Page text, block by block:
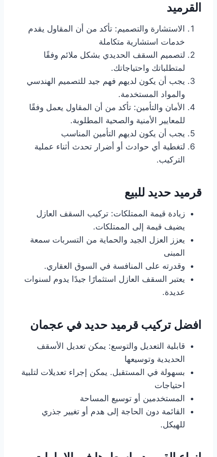
القرميد
الاستشارة والتصميم: تأكد من أن المقاول يقدم
خدمات استشارية متكاملة
لتصميم السقف الحديدي بشكل ملائم وفقًا
لمتطلباتك واحتياجاتك.
يجب أن يكون لديهم فهم جيد للتصميم الهندسي
والمواد المستخدمة.
الأمان والتأمين: تأكد من أن المقاول يعمل وفقًا
للمعايير الأمنية والصحية المطلوبة.
يجب أن يكون لديهم التأمين المناسب
لتغطية أي حوادث أو أضرار تحدث أثناء عملية
التركيب.
قرميد حديد للبيع
زيادة قيمة الممتلكات: تركيب السقف العازل
يضيف قيمة إلى الممتلكات.
يعزز العزل الجيد والحماية من التسربات سمعة
المبنى
وقدرته على المنافسة في السوق العقاري.
يعتبر السقف العازل استثمارًا جيدًا يدوم لسنوات
عديدة.
افضل تركيب قرميد حديد في عجمان
قابلية التعديل والتوسع: يمكن تعديل الأسقف
الحديدية وتوسيعها
بسهولة في المستقبل. يمكن إجراء تعديلات لتلبية
احتياجات
المستخدمين أو توسيع المساحة
القائمة دون الحاجة إلى هدم أو تغيير جذري
للهيكل.